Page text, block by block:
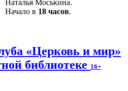
Наталья Моськина.
Начало в 18 часов.
«Церковь и мир»
библиотеке 16+